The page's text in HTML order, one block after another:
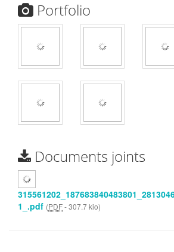
Portfolio
Documents joints
1_.pdf (PDF-307.7 kio)